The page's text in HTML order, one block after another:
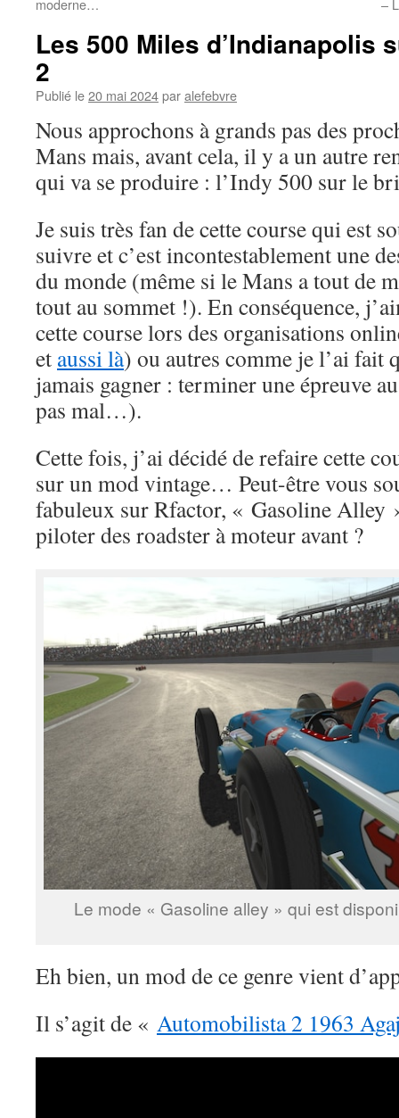
moderne…
–
Les 500 Miles d’Indianapolis
2
Publié le20 mai 2024paralefebvre
Nous approchons à grands pas des
Mans mais, avant cela, il y a un autre
qui va se produire : l’Indy 500 sur le
Je suis très fan de cette course qui est
suivre et c’est incontestablement une
du monde (même si le Mans a tout de
tout au sommet !). En conséquence,
cette course lors des organisations
et aussi là) ou autres comme je l’ai fait
jamais gagner : terminer une épreuve
pas mal…).
Cette fois, j’ai décidé de refaire cette
sur un mod vintage… Peut-être vous
fabuleux sur Rfactor, « Gasoline Alley
piloter des roadster à moteur avant ?
Le mode « Gasoline alley » qui est
Eh bien, un mod de ce genre vient
Il s’agit de « Automobilista 2 1963